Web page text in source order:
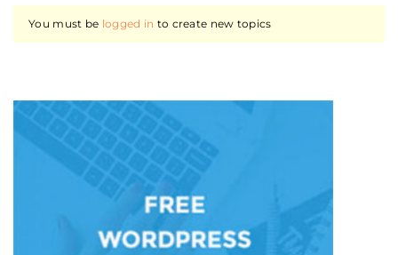
You must be logged in to create new topics